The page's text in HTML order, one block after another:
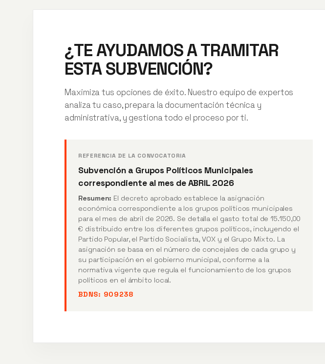
¿TE AYUDAMOS A TRAMITAR
ESTA SUBVENCIÓN?
Maximiza tus opciones de éxito. Nuestro equipo de expertos
analiza tu caso, prepara la documentación técnica y
administrativa, y gestiona todo el proceso por ti.
REFERENCIA DE LA CONVOCATORIA
Subvención a Grupos Políticos Municipales
correspondiente al mes de ABRIL 2026
Resumen: El decreto aprobado establece la asignación
económica correspondiente a los grupos políticos municipales
para el mes de abril de 2026. Se detalla el gasto total de 15.150,00
€ distribuido entre los diferentes grupos políticos, incluyendo el
Partido Popular, el Partido Socialista, VOX y el Grupo Mixto. La
asignación se basa en el número de concejales de cada grupo y
su participación en el gobierno municipal, conforme a la
normativa vigente que regula el funcionamiento de los grupos
políticos en el ámbito local.
BDNS: 909238